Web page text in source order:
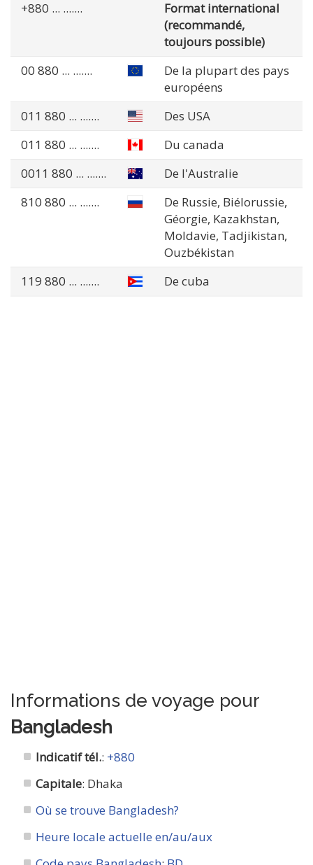
+880 ... .......
Format international
(recommandé,
toujours possible)
00 880 ... .......
De la plupart des pays
européens
011 880 ... .......
Des USA
011 880 ... .......
Du canada
0011 880 ... .......
De l'Australie
810 880 ... .......
De Russie, Biélorussie,
Géorgie, Kazakhstan,
Moldavie, Tadjikistan,
Ouzbékistan
119 880 ... ....... De cuba
Informations de voyage pour
Bangladesh
Indicatif tél.: +880
Capitale: Dhaka
Où se trouve Bangladesh?
Heure locale actuelle en/au/aux